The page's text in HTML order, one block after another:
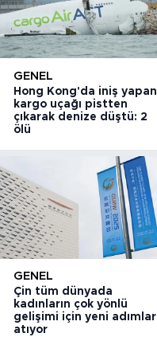
GENEL
Hong Kong'da iniş yapan
kargo uçağı pistten
çıkarak denize düştü: 2
ölü
GENEL
Çin tüm dünyada
kadınların çok yönlü
gelişimi için yeni adımlar
atıyor